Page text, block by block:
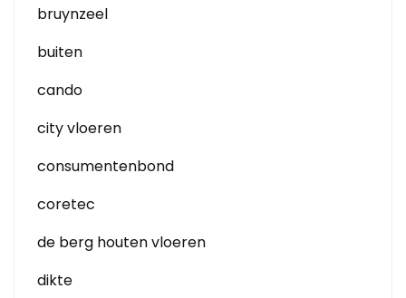
bruynzeel
buiten
cando
city vloeren
consumentenbond
coretec
de berg houten vloeren
dikte